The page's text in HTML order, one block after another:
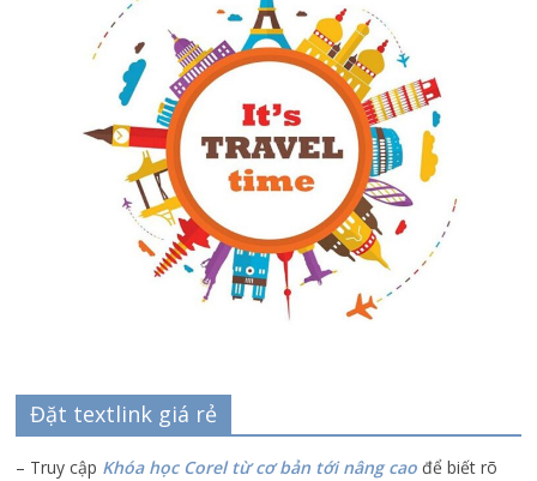
Đặt textlink giá rẻ
– Truy cập Khóa học Corel từ cơ bản tới nâng cao để biết rõ